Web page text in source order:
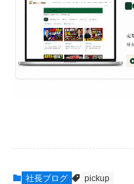
社長ブログ pickup